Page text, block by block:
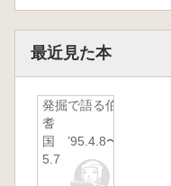
最近見た本
発掘で語る伯
耆
国 ’95.4.8〜
5.7